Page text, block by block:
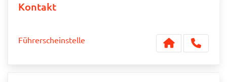
Kontakt
Führerscheinstelle